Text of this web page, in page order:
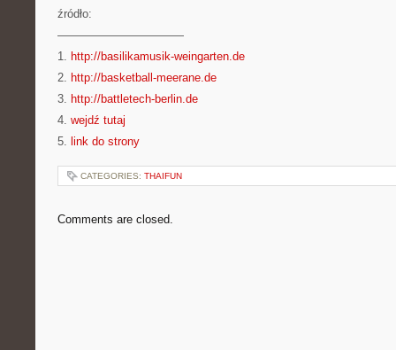
źródło:
———————————
1. http://basilikamusik-weingarten.de
2. http://basketball-meerane.de
3. http://battletech-berlin.de
4. wejdź tutaj
5. link do strony
CATEGORIES: THAIFUN
Comments are closed.